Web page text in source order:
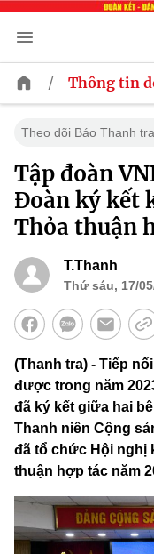
/ Thông tin
Theo dõi Báo Thanh
Tập đoàn
Đoàn ký kết
Thỏa thuận
T.Thanh
Thứ sáu, 17/
(Thanh tra) - Tiếp
được trong năm
đã ký kết giữa hai
Thanh niên Cộng
đã tổ chức Hội nghị
thuận hợp tác năm